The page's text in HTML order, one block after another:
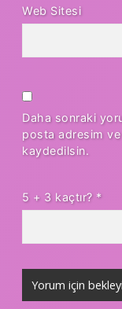
Web Sitesi
Daha sonraki
posta adresim ve
kaydedilsin.
5 + 3 kaçtır? *